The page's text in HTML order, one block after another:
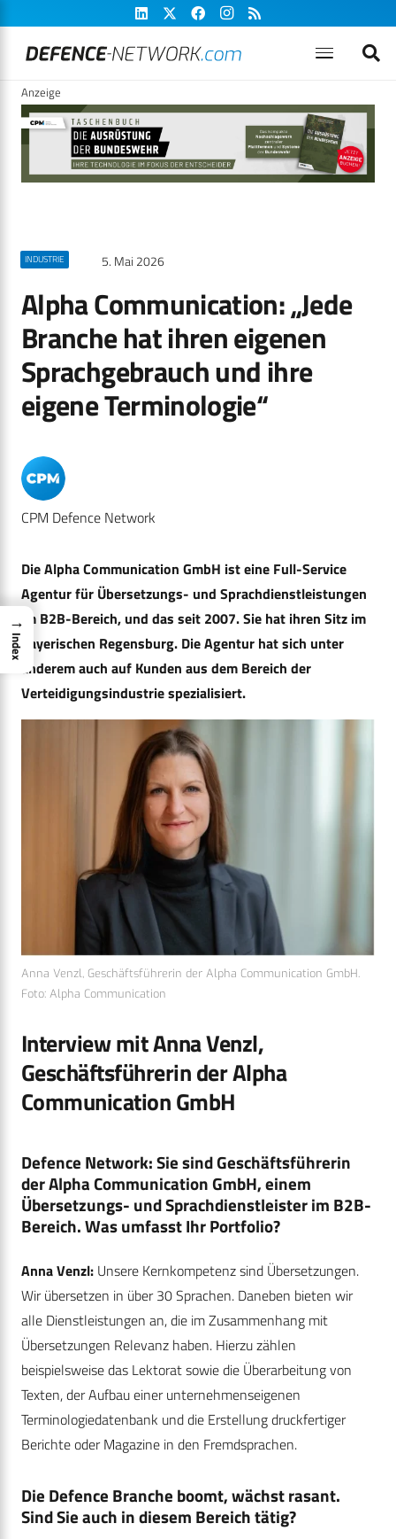
Anzeige
INDUSTRIE 5. Mai 2026
Alpha Communication: „Jede
Branche hat ihren eigenen
Sprachgebrauch und ihre
eigene Terminologie“
CPM Defence Network
Die Alpha Communication GmbH ist eine Full-Service
Agentur für Übersetzungs- und Sprachdienstleistungen
im B2B-Bereich, und das seit 2007. Sie hat ihren Sitz im
bayerischen Regensburg. Die Agentur hat sich unter
anderem auch auf Kunden aus dem Bereich der
Verteidigungsindustrie spezialisiert.
Anna Venzl, Geschäftsführerin der Alpha Communication GmbH.
Foto: Alpha Communication
Interview mit Anna Venzl,
Geschäftsführerin der Alpha
Communication GmbH
Defence Network: Sie sind Geschäftsführerin
der Alpha Communication GmbH, einem
Übersetzungs- und Sprachdienstleister im B2B-
Bereich. Was umfasst Ihr Portfolio?
Anna Venzl: Unsere Kernkompetenz sind Übersetzungen.
Wir übersetzen in über 30 Sprachen. Daneben bieten wir
alle Dienstleistungen an, die im Zusammenhang mit
Übersetzungen Relevanz haben. Hierzu zählen
beispielsweise das Lektorat sowie die Überarbeitung von
Texten, der Aufbau einer unternehmenseigenen
Terminologiedatenbank und die Erstellung druckfertiger
Berichte oder Magazine in den Fremdsprachen.
Die Defence Branche boomt, wächst rasant.
Sind Sie auch in diesem Bereich tätig?
→
Index